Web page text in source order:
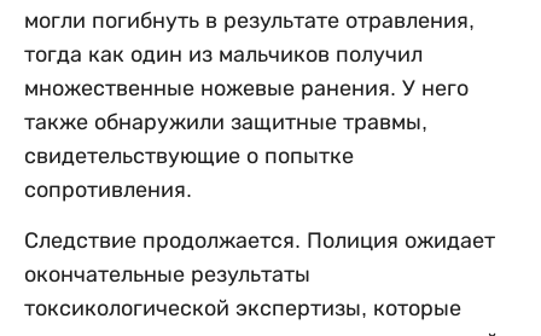
могли погибнуть в результате отравления,
тогда как один из мальчиков получил
множественные ножевые ранения. У него
также обнаружили защитные травмы,
свидетельствующие о попытке
сопротивления.
Следствие продолжается. Полиция ожидает
окончательные результаты
токсикологической экспертизы, которые